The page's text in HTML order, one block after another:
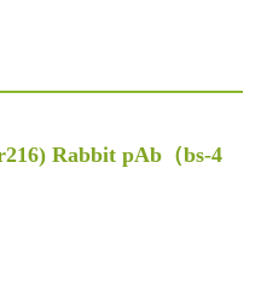
Rabbit pAb （bs-4